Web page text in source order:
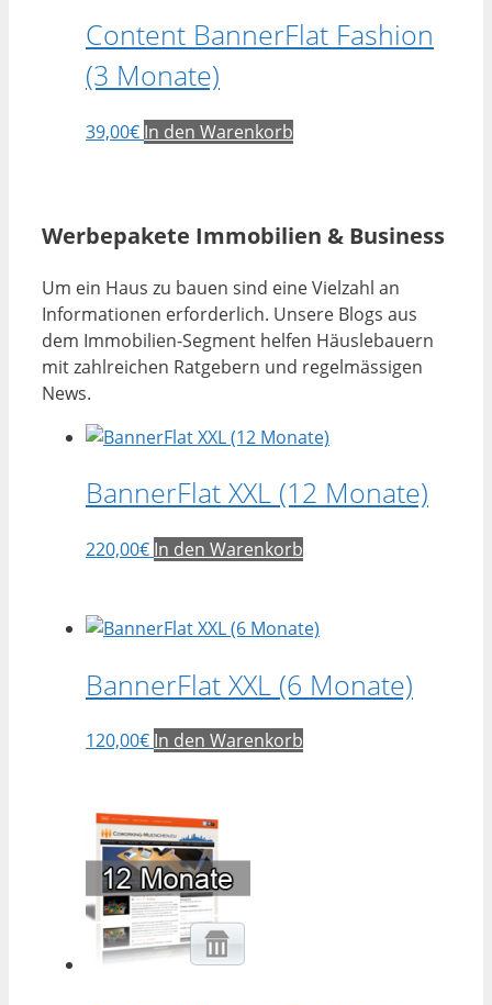
Content BannerFlat Fashion
(3 Monate)
39,00€ In den Warenkorb
Werbepakete Immobilien & Business
Um ein Haus zu bauen sind eine Vielzahl an
Informationen erforderlich. Unsere Blogs aus
dem Immobilien-Segment helfen Häuslebauern
mit zahlreichen Ratgebern und regelmässigen
News.
BannerFlat XXL (12 Monate)
220,00€ In den Warenkorb
BannerFlat XXL (6 Monate)
120,00€ In den Warenkorb